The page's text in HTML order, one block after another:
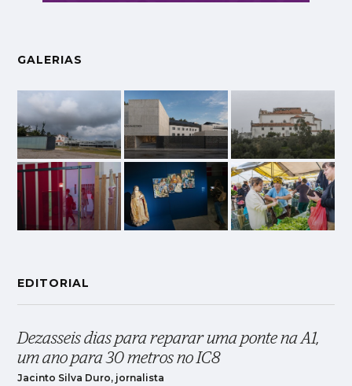
GALERIAS
EDITORIAL
Dezasseis dias para reparar uma ponte na A1,
um ano para 30 metros no IC8
Jacinto Silva Duro, jornalista